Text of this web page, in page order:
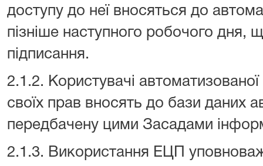
доступу до неї вносяться до
пізніше наступного робочого дня,
підписання.
2.1.2. Користувачі
своїх прав вносять до бази даних
передбачену цими Засадами
2.1.3. Використання ЕЦП